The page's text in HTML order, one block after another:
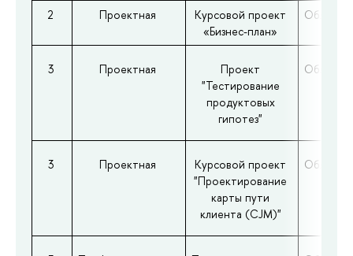
2 Проектная
Курсовой проект
«Бизнес-план»
3 Проектная
Проект
"Тестирование
продуктовых
гипотез"
3 Проектная
Курсовой проект
"Проектирование
карты пути
клиента (CJM)"